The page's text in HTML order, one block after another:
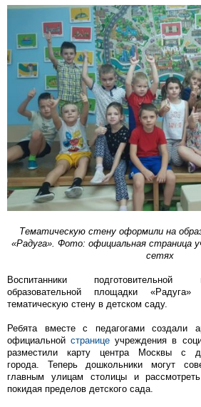
Тематическую стену оформили на
«Радуга». Фото: официальная страница
сетях
Воспитанники
образовательной площадки
тематическую стену в детском саду.
Ребята вместе с педагогами создали
официальнойстранице учреждения в
разместили карту центра Москвы с
города. Теперь дошкольники могут
главным улицам столицы и
покидая пределов детского сада.